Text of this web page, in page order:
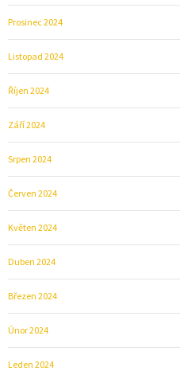
Prosinec 2024
Listopad 2024
Říjen 2024
Září 2024
Srpen 2024
Červen 2024
Květen 2024
Duben 2024
Březen 2024
Únor 2024
Leden 2024